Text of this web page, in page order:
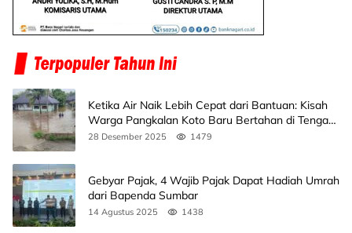
Ketika Air Naik Lebih Cepat dari Bantuan: Kisah
Warga Pangkalan Koto Baru Bertahan di Tengah
Banjir
28 Desember 2025 1479
Gebyar Pajak, 4 Wajib Pajak Dapat Hadiah Umrah
dari Bapenda Sumbar
14 Agustus 2025 1438